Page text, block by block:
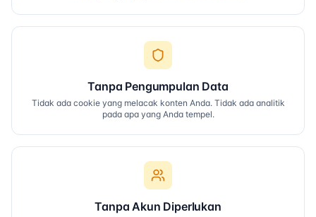
Tanpa Pengumpulan Data
Tidak ada cookie yang melacak konten Anda. Tidak ada analitik
pada apa yang Anda tempel.
Tanpa Akun Diperlukan